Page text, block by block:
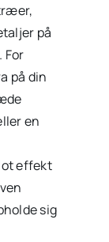
på
For
på din
en
effekt
sig